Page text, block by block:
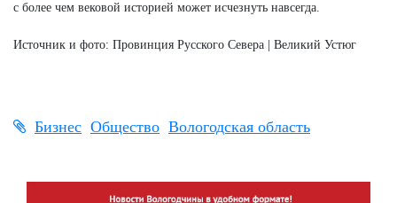
с более чем вековой историей может исчезнуть навсегда.
Источник и фото: Провинция Русского Севера | Великий Устюг
Бизнес Общество Вологодская область